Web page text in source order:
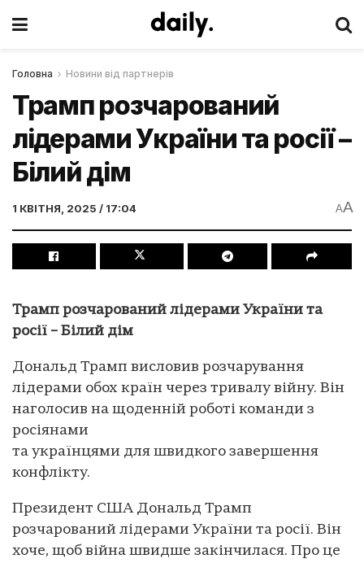
Головна Новини від партнерів
Трамп розчарований
лідерами України та росії –
Білий дім
1 КВІТНЯ, 2025 / 17:04 AA
Трамп розчарований лідерами України та
росії – Білий дім
Дональд Трамп висловив розчарування
лідерами обох країн через тривалу війну. Він
наголосив на щоденній роботі команди з
росіянами
та українцями для швидкого завершення
конфлікту.
Президент США Дональд Трамп
розчарований лідерами України та росії. Він
хоче, щоб війна швидше закінчилася. Про це